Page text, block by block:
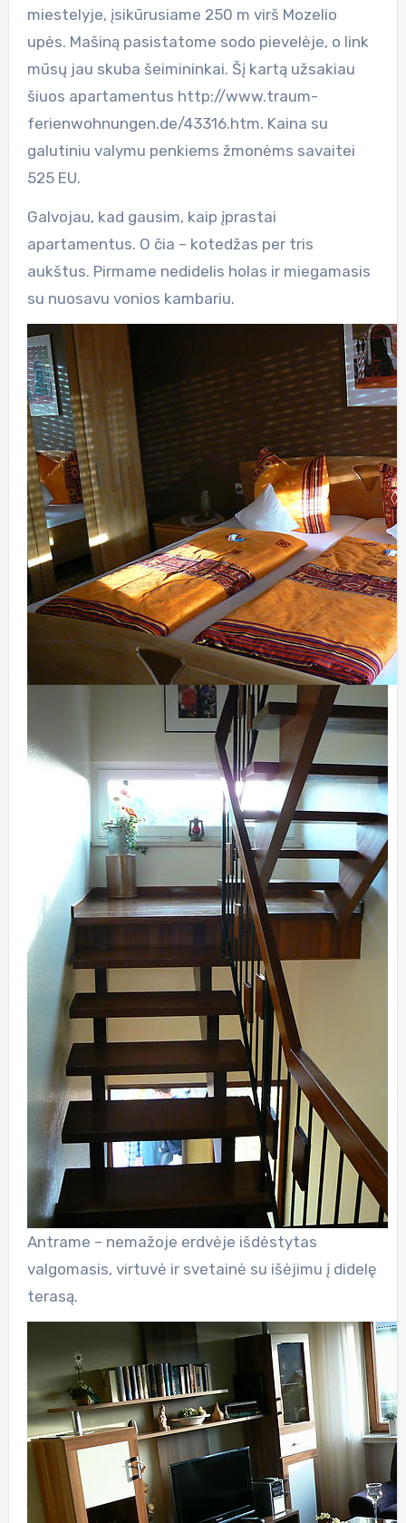
miestelyje, įsikūrusiame 250 m virš Mozelio
upės. Mašiną pasistatome sodo pievelėje, o link
mūsų jau skuba šeimininkai. Šį kartą užsakiau
šiuos apartamentus http://www.traum-
ferienwohnungen.de/43316.htm. Kaina su
galutiniu valymu penkiems žmonėms savaitei
525 EU.
Galvojau, kad gausim, kaip įprastai
apartamentus. O čia – kotedžas per tris
aukštus. Pirmame nedidelis holas ir miegamasis
su nuosavu vonios kambariu.
Antrame – nemažoje erdvėje išdėstytas
valgomasis, virtuvė ir svetainė su išėjimu į didelę
terasą.